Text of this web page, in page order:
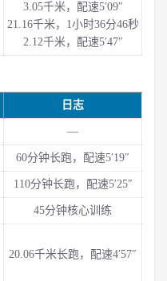
3.05千米，配速5′09″
21.16千米，1小时36分46秒
2.12千米，配速5′47″
日志
—
60分钟长跑，配速5′19″
110分钟长跑，配速5′25″
45分钟核心训练
20.06千米长跑，配速4′57″